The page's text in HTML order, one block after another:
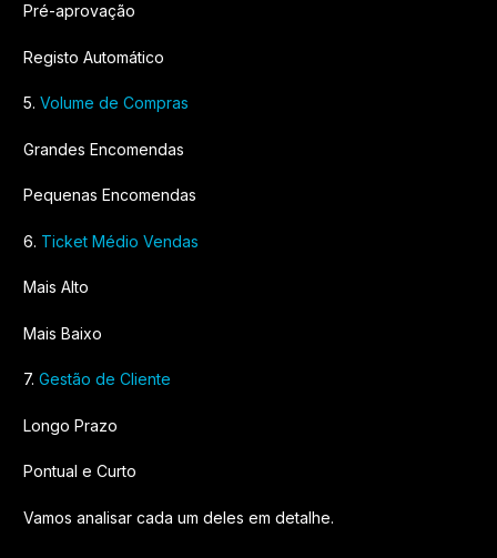
Pré-aprovação
Registo Automático
5. Volume de Compras
Grandes Encomendas
Pequenas Encomendas
6. Ticket Médio Vendas
Mais Alto
Mais Baixo
7. Gestão de Cliente
Longo Prazo
Pontual e Curto
Vamos analisar cada um deles em detalhe.